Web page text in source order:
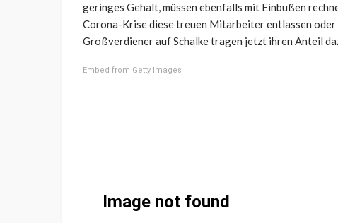
geringes Gehalt, müssen ebenfalls mit Einbußen
Corona-Krise diese treuen Mitarbeiter entlassen
Großverdiener auf Schalke tragen jetzt ihren Anteil
Embed from Getty Images